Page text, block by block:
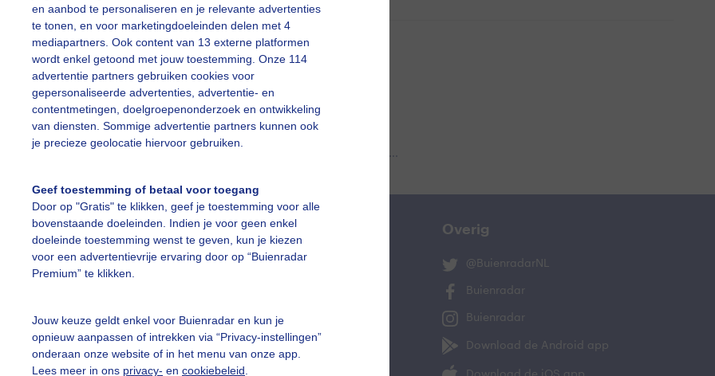
en aanbod te personaliseren en je relevante advertenties
te tonen, en voor marketingdoeleinden delen met 4
mediapartners. Ook content van 13 externe platformen
wordt enkel getoond met jouw toestemming. Onze 114
advertentie partners gebruiken cookies voor
gepersonaliseerde advertenties, advertentie- en
contentmetingen, doelgroepenonderzoek en ontwikkeling
van diensten. Sommige advertentie partners kunnen ook
je precieze geolocatie hiervoor gebruiken.
Geef toestemming of betaal voor toegang
Door op "Gratis" te klikken, geef je toestemming voor alle
bovenstaande doeleinden. Indien je voor geen enkel
doeleinde toestemming wenst te geven, kun je kiezen
voor een advertentievrije ervaring door op “Buienradar
Premium” te klikken.
Jouw keuze geldt enkel voor Buienradar en kun je
opnieuw aanpassen of intrekken via “Privacy-instellingen”
onderaan onze website of in het menu van onze app.
Lees meer in ons privacy- en cookiebeleid
slideshow
vragen
Mijn weer
De Bilt
Overig
@BuienradarNL
Buienradar
Buienradar
Download de Android app